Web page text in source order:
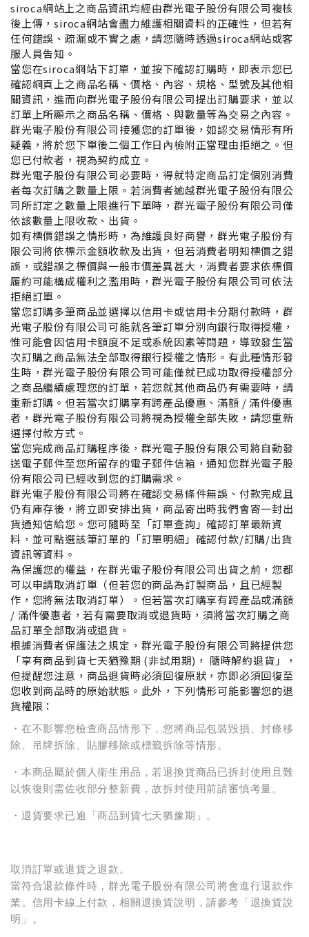
siroca網站上之商品資訊均經由群光電子股份有限公司複核
後上傳，siroca網站會盡力維護相關資料的正確性，但若有
任何錯誤、疏漏或不實之處，請您隨時透過siroca網站或客
服人員告知。
當您在siroca網站下訂單，並按下確認訂購時，即表示您已
確認網頁上之商品名稱、價格、內容、規格、型號及其他相
關資訊，進而向群光電子股份有限公司提出訂購要求，並以
訂單上所顯示之商品名稱、價格、與數量等為交易之內容。
群光電子股份有限公司接獲您的訂單後，如認交易情形有所
疑義，將於您下單後二個工作日內檢附正當理由拒絕之。但
您已付款者，視為契約成立。
群光電子股份有限公司必要時，得就特定商品訂定個別消費
者每次訂購之數量上限。若消費者逾越群光電子股份有限公
司所訂定之數量上限進行下單時，群光電子股份有限公司僅
依該數量上限收款、出貨。
如有標價錯誤之情形時，為維護良好商譽，群光電子股份有
限公司將依標示金額收款及出貨，但若消費者明知標價之錯
誤，或錯誤之標價與一般市價差異甚大，消費者要求依標價
履約可能構成權利之濫用時，群光電子股份有限公司可依法
拒絕訂單。
當您訂購多筆商品並選擇以信用卡或信用卡分期付款時，群
光電子股份有限公司可能就各筆訂單分別向銀行取得授權，
惟可能會因信用卡額度不足或系統因素等問題，導致發生當
次訂購之商品無法全部取得銀行授權之情形。有此種情形發
生時，群光電子股份有限公司可能僅就已成功取得授權部分
之商品繼續處理您的訂單，若您就其他商品仍有需要時，請
重新訂購。但若當次訂購享有跨產品優惠、滿額 / 滿件優惠
者，群光電子股份有限公司將視為授權全部失敗，請您重新
選擇付款方式。
當您完成商品訂購程序後，群光電子股份有限公司將自動發
送電子郵件至您所留存的電子郵件信箱，通知您群光電子股
份有限公司已經收到您的訂購需求。
群光電子股份有限公司將在確認交易條件無誤、付款完成且
仍有庫存後，將立即安排出貨，商品寄出時我們會寄一封出
貨通知信給您。您可隨時至「訂單查詢」確認訂單最新資
料，並可點選該筆訂單的「訂單明細」確認付款/訂購/出貨
資訊等資料。
為保護您的權益，在群光電子股份有限公司出貨之前，您都
可以申請取消訂單（但若您的商品為訂製商品，且已經製
作，您將無法取消訂單）。但若當次訂購享有跨產品或滿額
/ 滿件優惠者，若有需要取消或退貨時，須將當次訂購之商
品訂單全部取消或退貨。
根據消費者保護法之規定，群光電子股份有限公司將提供您
「享有商品到貨七天猶豫期 (非試用期)， 隨時解約退貨」，
但提醒您注意，商品退貨時必須回復原狀，亦即必須回復至
您收到商品時的原始狀態。此外，下列情形可能影響您的退
貨權限：
・在不影響您檢查商品情形下，您將商品包裝毀損、封條移
除、吊牌拆除、貼膠移除或標籤拆除等情形。
・本商品屬於個人衛生用品，若退換貨商品已拆封使用且難
以恢復則需佐收部分整新費，故拆封使用前請審慎考量。
・退貨要求已逾「商品到貨七天猶豫期」。
取消訂單或退貨之退款。
當符合退款條件時，群光電子股份有限公司將會進行退款作
業。信用卡線上付款，相關退換貨說明，請參考「退換貨說
明」。